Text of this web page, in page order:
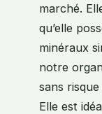
marché.
qu’elle
minéraux
notre
sans
Elle est